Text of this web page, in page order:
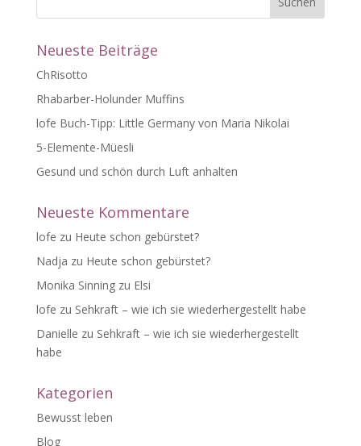
Neueste Beiträge
ChRisotto
Rhabarber-Holunder Muffins
lofe Buch-Tipp: Little Germany von Maria Nikolai
5-Elemente-Müesli
Gesund und schön durch Luft anhalten
Neueste Kommentare
lofe zu Heute schon gebürstet?
Nadja zu Heute schon gebürstet?
Monika Sinningzu Elsi
lofe zu Sehkraft – wie ich sie wiederhergestellt habe
Danielle zu Sehkraft – wie ich sie wiederhergestellt
habe
Kategorien
Bewusst leben
Blog